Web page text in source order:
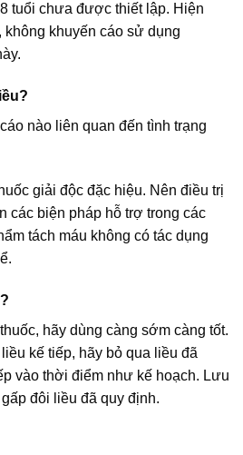
tuổi chưa được thiết lập. Hiện
khuyến cáo sử dụng
nào liên quan đến tình trạng
giải độc đặc hiệu. Nên điều trị
các biện pháp hỗ trợ trong các
tách máu không có tác dụng
hãy dùng càng sớm càng tốt.
kế tiếp, hãy bỏ qua liều đã
vào thời điểm như kế hoạch. Lưu
đôi liều đã quy định.